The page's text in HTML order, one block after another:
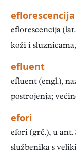
eflorescencija
eflorescencija
koži i
efluent
efluent (engl.),
postrojenja;
efori
efori (grč.), u
službenika s